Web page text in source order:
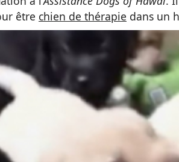
être chien de thérapie dans un